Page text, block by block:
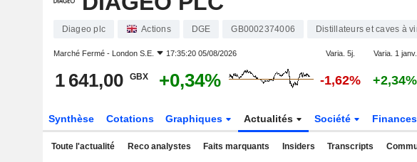
Diageo plc Actions DGE GB0002374006 Distillateurs et caves à
Marché Fermé - London S.E. 17:35:20 05/08/2026 Varia. 5j. Varia. 1 janv.
1 641,00 GBX +0,34% -1,62% +2,34%
Synthèse Cotations Graphiques Actualités Société Finances
Toute l'actualité Reco analystes Faits marquants Insiders Transcripts